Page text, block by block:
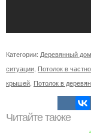
Категории: Деревянный дом
ситуации Потолок в
крышей Потолок в
Читайте также